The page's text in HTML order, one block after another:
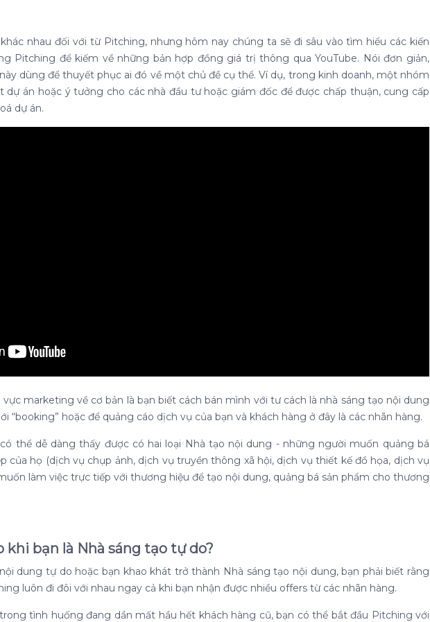
nhau đối với từ Pitching, nhưng hôm nay chúng ta sẽ đi sâu vào tìm hiểu các kiến
Pitching để kiếm về những bản hợp đồng giá trị thông qua YouTube. Nói đơn giản,
dùng để thuyết phục ai đó về một chủ đề cụ thể.Ví dụ, trong kinh doanh, một nhóm
án hoặc ý tưởng cho các nhà đầu tư hoặc giám đốc để được chấp thuận, cung cấp
dự án.
marketing về cơ bản là bạn biết cách bán mình với tư cách là nhà sáng tạo nội dung
“booking” hoặc để quảng cáo dịch vụ của bạn và khách hàng ở đây là các nhãn hàng.
thể dễ dàng thấy được có hai loại Nhà tạo nội dung - những người muốn quảng bá
của họ (dịch vụ chụp ảnh, dịch vụ truyền thông xã hội, dịch vụ thiết kế đồ họa, dịch vụ
làm việc trực tiếp với thương hiệu để tạo nội dung, quảng bá sản phẩm cho thương
bạn là Nhà sáng tạo tự do?
dung tự do hoặc bạn khao khát trở thành Nhà sáng tạo nội dung, bạn phải biết rằng
luôn đi đôi với nhau ngay cả khi bạn nhận được nhiều offers từ các nhãn hàng.
tình huống đang dần mất hầu hết khách hàng cũ, bạn có thể bắt đầu Pitching với